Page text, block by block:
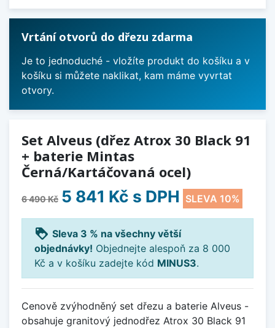
Vrtání otvorů do dřezu zdarma
Je to jednoduché - vložíte produkt do košíku a v
košíku si můžete naklikat, kam máme vyvrtat
otvory.
Set Alveus (dřez Atrox 30 Black 91
+ baterie Mintas
Černá/Kartáčovaná ocel)
6 490 Kč 5 841 Kč s DPH SLEVA 10%
loyalty Sleva 3 % na všechny větší
objednávky! Objednejte alespoň za 8 000
Kč a v košíku zadejte kód MINUS3.
Cenově zvýhodněný set dřezu a baterie Alveus -
obsahuje granitový jednodřez Atrox 30 Black 91